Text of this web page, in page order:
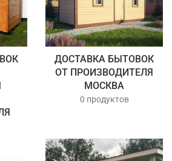
ДОСТАВКА БЫТОВОК
ОТ ПРОИЗВОДИТЕЛЯ
МОСКВА
0 продуктов